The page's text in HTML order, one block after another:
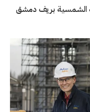
الشمسية بريف دمشق